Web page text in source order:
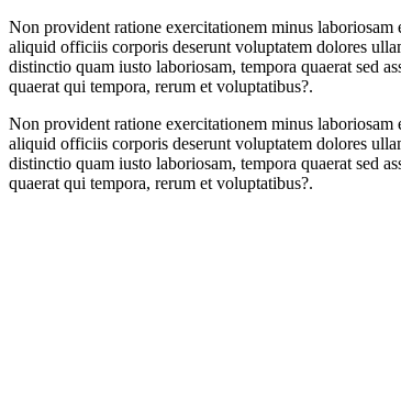
Non provident ratione exercitationem minus
aliquid officiis corporis deserunt voluptatem dolores
distinctio quam iusto laboriosam, tempora quaerat sed
quaerat qui tempora, rerum et voluptatibus?.
Non provident ratione exercitationem minus
aliquid officiis corporis deserunt voluptatem dolores
distinctio quam iusto laboriosam, tempora quaerat sed
quaerat qui tempora, rerum et voluptatibus?.